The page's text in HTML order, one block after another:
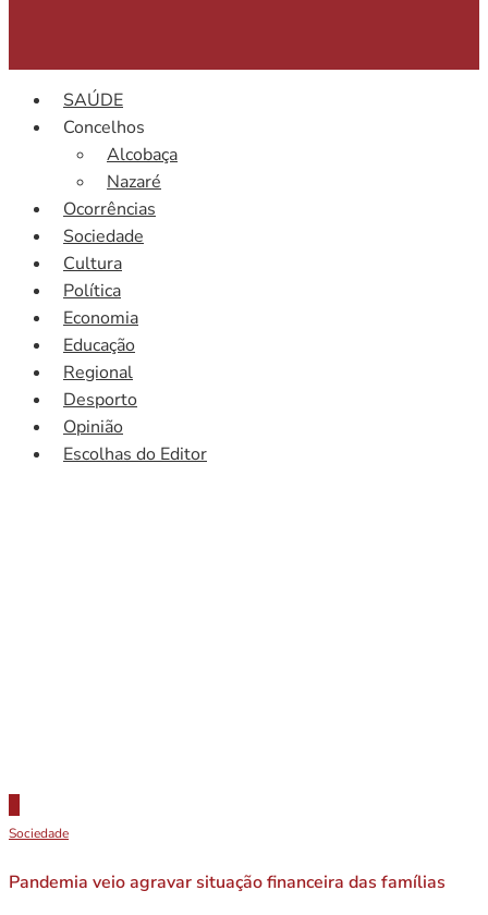
SAÚDE
Concelhos
Alcobaça
Nazaré
Ocorrências
Sociedade
Cultura
Política
Economia
Educação
Regional
Desporto
Opinião
Escolhas do Editor
Sociedade
Pandemia veio agravar situação financeira das famílias